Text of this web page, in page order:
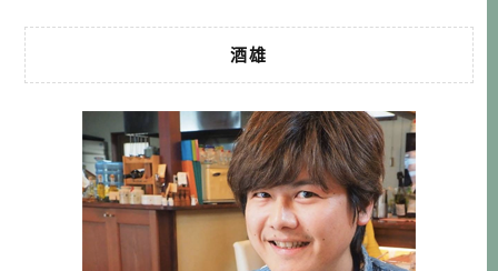
酒雄